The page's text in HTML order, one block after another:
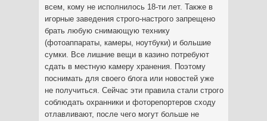
всем, кому не исполнилось 18-ти лет. Также в
игорные заведения строго-настрого запрещено
брать любую снимающую технику
(фотоаппараты, камеры, ноутбуки) и большие
сумки. Все лишние вещи в казино потребуют
сдать в местную камеру хранения. Поэтому
поснимать для своего блога или новостей уже
не получиться. Сейчас эти правила стали строго
соблюдать охранники и фоторепортеров сходу
отлавливают, после чего могут больше не